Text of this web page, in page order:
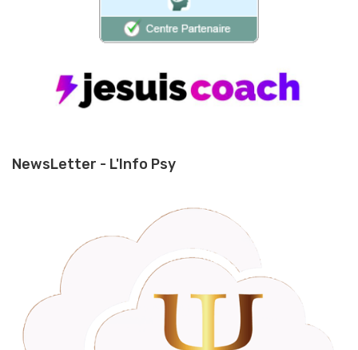
NewsLetter - L'Info Psy